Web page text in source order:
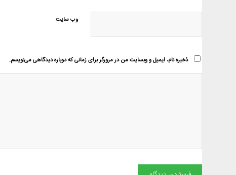
وب‌ سایت
ذخیره نام، ایمیل و وبسایت من در مرورگر برای زمانی که دوباره دیدگاهی می‌نویسم.